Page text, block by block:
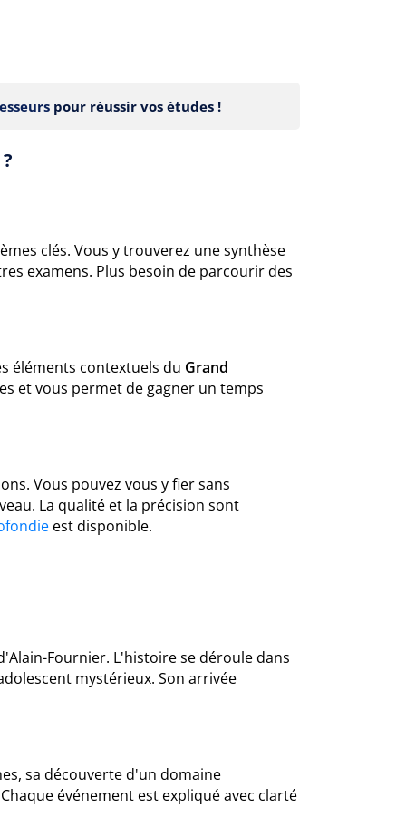
pour réussir vos études !
clés. Vous y trouverez une synthèse
examens. Plus besoin de parcourir des
éléments contextuels du Grand
et vous permet de gagner un temps
Vous pouvez vous y fier sans
La qualité et la précision sont
est disponible.
Fournier. L'histoire se déroule dans
mystérieux. Son arrivée
sa découverte d'un domaine
événement est expliqué avec clarté